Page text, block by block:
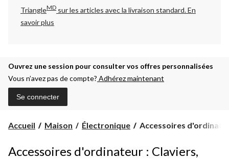
TriangleMD sur les articles avec la livraison standard.En
savoir plus
Ouvrez une session pour consulter vos offres personnalisées
Vous n’avez pas de compte? Adhérez maintenant
Se connecter
Accueil Maison Électronique
Accessoires
Accessoires
Accessoires d'ordinateur : Claviers,